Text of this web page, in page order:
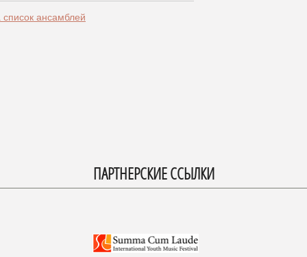
список ансамблей
ПАРТНЕРСКИЕ ССЫЛКИ